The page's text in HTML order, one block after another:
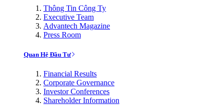
Thông Tin Công Ty
Executive Team
Advantech Magazine
Press Room
Quan Hệ Đầu Tư
Financial Results
Corporate Governance
Investor Conferences
Shareholder Information